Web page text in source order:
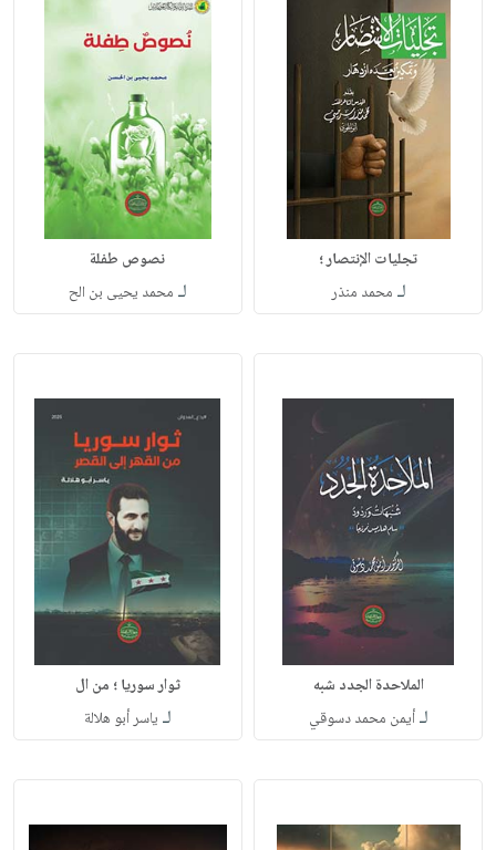
تجليات الإنتصار ؛
لـ محمد منذر
نصوص طفلة
لـ محمد يحيى بن الح
الملاحدة الجدد شبه
لـأيمن محمد دسوقي
ثوار سوريا ؛ من ال
لـ ياسر أبو هلالة